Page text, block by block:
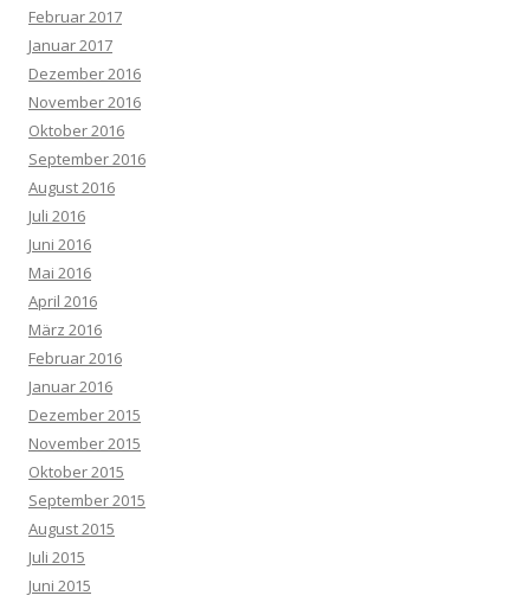
Februar 2017
Januar 2017
Dezember 2016
November 2016
Oktober 2016
September 2016
August 2016
Juli 2016
Juni 2016
Mai 2016
April 2016
März 2016
Februar 2016
Januar 2016
Dezember 2015
November 2015
Oktober 2015
September 2015
August 2015
Juli 2015
Juni 2015